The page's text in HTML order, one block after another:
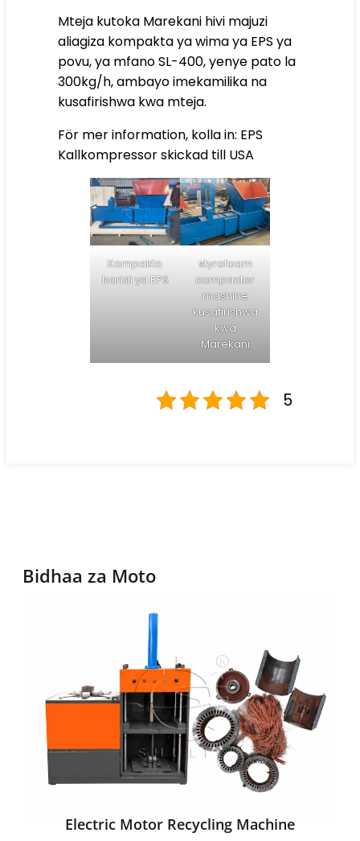
Mteja kutoka Marekani hivi majuzi
aliagiza kompakta ya wima ya EPS ya
povu, ya mfano SL-400, yenye pato la
300kg/h, ambayo imekamilika na
kusafirishwa kwa mteja.
För mer information, kolla in: EPS
Kallkompressor skickad till USA
Kompakta
baridi ya EPS
styrofoam
compactor
mashine
kusafirishwa
kwa
Marekani
5
Bidhaa za Moto
Electric Motor Recycling Machine